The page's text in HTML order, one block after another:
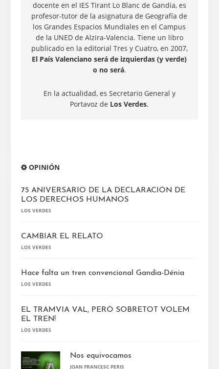
docente en el IES Tirant Lo Blanc de Gandia, es
profesor-tutor de la asignatura de Geografía de
los Grandes Espacios Mundiales en el Campus
de la UNED de Alzira-Valencia. Tiene un libro
publicado en la editorial Tres y Cuatro, en 2007,
El País Valenciano será de izquierdas (y verde)
o no será.
En la actualidad, es Secretario General y
Portavoz de Los Verdes.
principal
OPINIÓN
75 ANIVERSARIO DE LA DECLARACIÓN DE
LOS DERECHOS HUMANOS
LOS VERDES
CAMBIAR EL RELATO
LOS VERDES
Hace falta un tren convencional Gandia-Dénia
LOS VERDES
EL TRAMVIA VAL, PERÒ SOBRETOT VOLEM
EL TREN!
LOS VERDES
Nos equivocamos
JOAN FRANCESC PERIS